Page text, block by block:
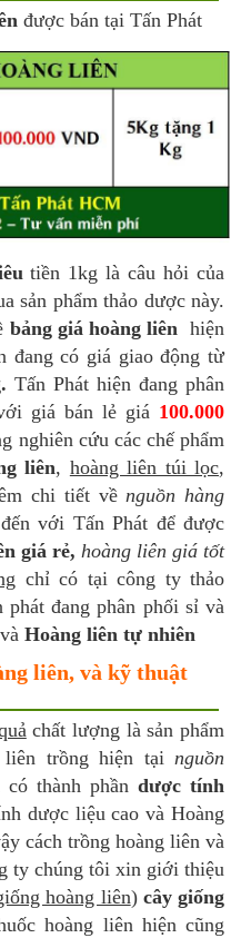
được bán tại Tấn Phát
tiền 1kg là câu hỏi của
sản phẩm thảo dược này.
bảng giá hoàng liên hiện
đang có giá giao động từ
Tấn Phát hiện đang phân
giá bán lẻ giá 100.000
nghiên cứu các chế phẩm
liên, hoàng liên túi lọc,
chi tiết vềnguồn hàng
với Tấn Phát để được
giá rẻ, hoàng liên giá tốt
chỉ có tại công ty thảo
đang phân phối sỉ và
và Hoàng liên tự nhiên
liên, và kỹ thuật
chất lượng là sản phẩm
trồng hiện tại nguồn
có thành phần dược tính
dược liệu cao và Hoàng
cách trồng hoàng liên và
ty chúng tôi xin giới thiệu
hoàng liên) cây giống
hoàng liên hiện cũng